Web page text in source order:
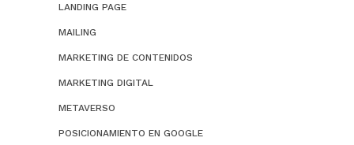
LANDING PAGE
MAILING
MARKETING DE CONTENIDOS
MARKETING DIGITAL
METAVERSO
POSICIONAMIENTO EN GOOGLE